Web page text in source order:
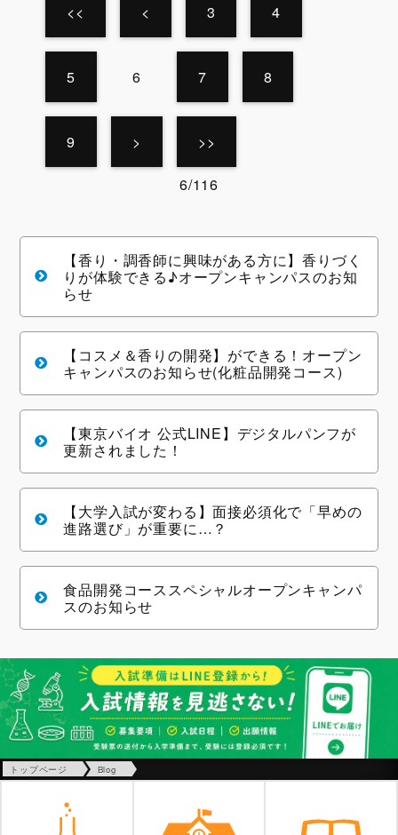
<< < 3 4
5 6 7 8
9 > >>
6/116
【香り・調香師に興味がある方に】香りづく
りが体験できる♪オープンキャンパスのお知
らせ
【コスメ＆香りの開発】ができる！オープン
キャンパスのお知らせ(化粧品開発コース)
【東京バイオ 公式LINE】デジタルパンフが
更新されました！
【大学入試が変わる】面接必須化で「早めの
進路選び」が重要に…？
食品開発コーススペシャルオープンキャンパ
スのお知らせ
トップページ Blog